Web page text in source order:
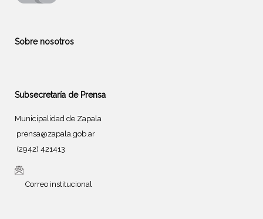
Sobre nosotros
Subsecretaría de Prensa
Municipalidad de Zapala
prensa@zapala.gob.ar
(2942) 421413
Correo institucional